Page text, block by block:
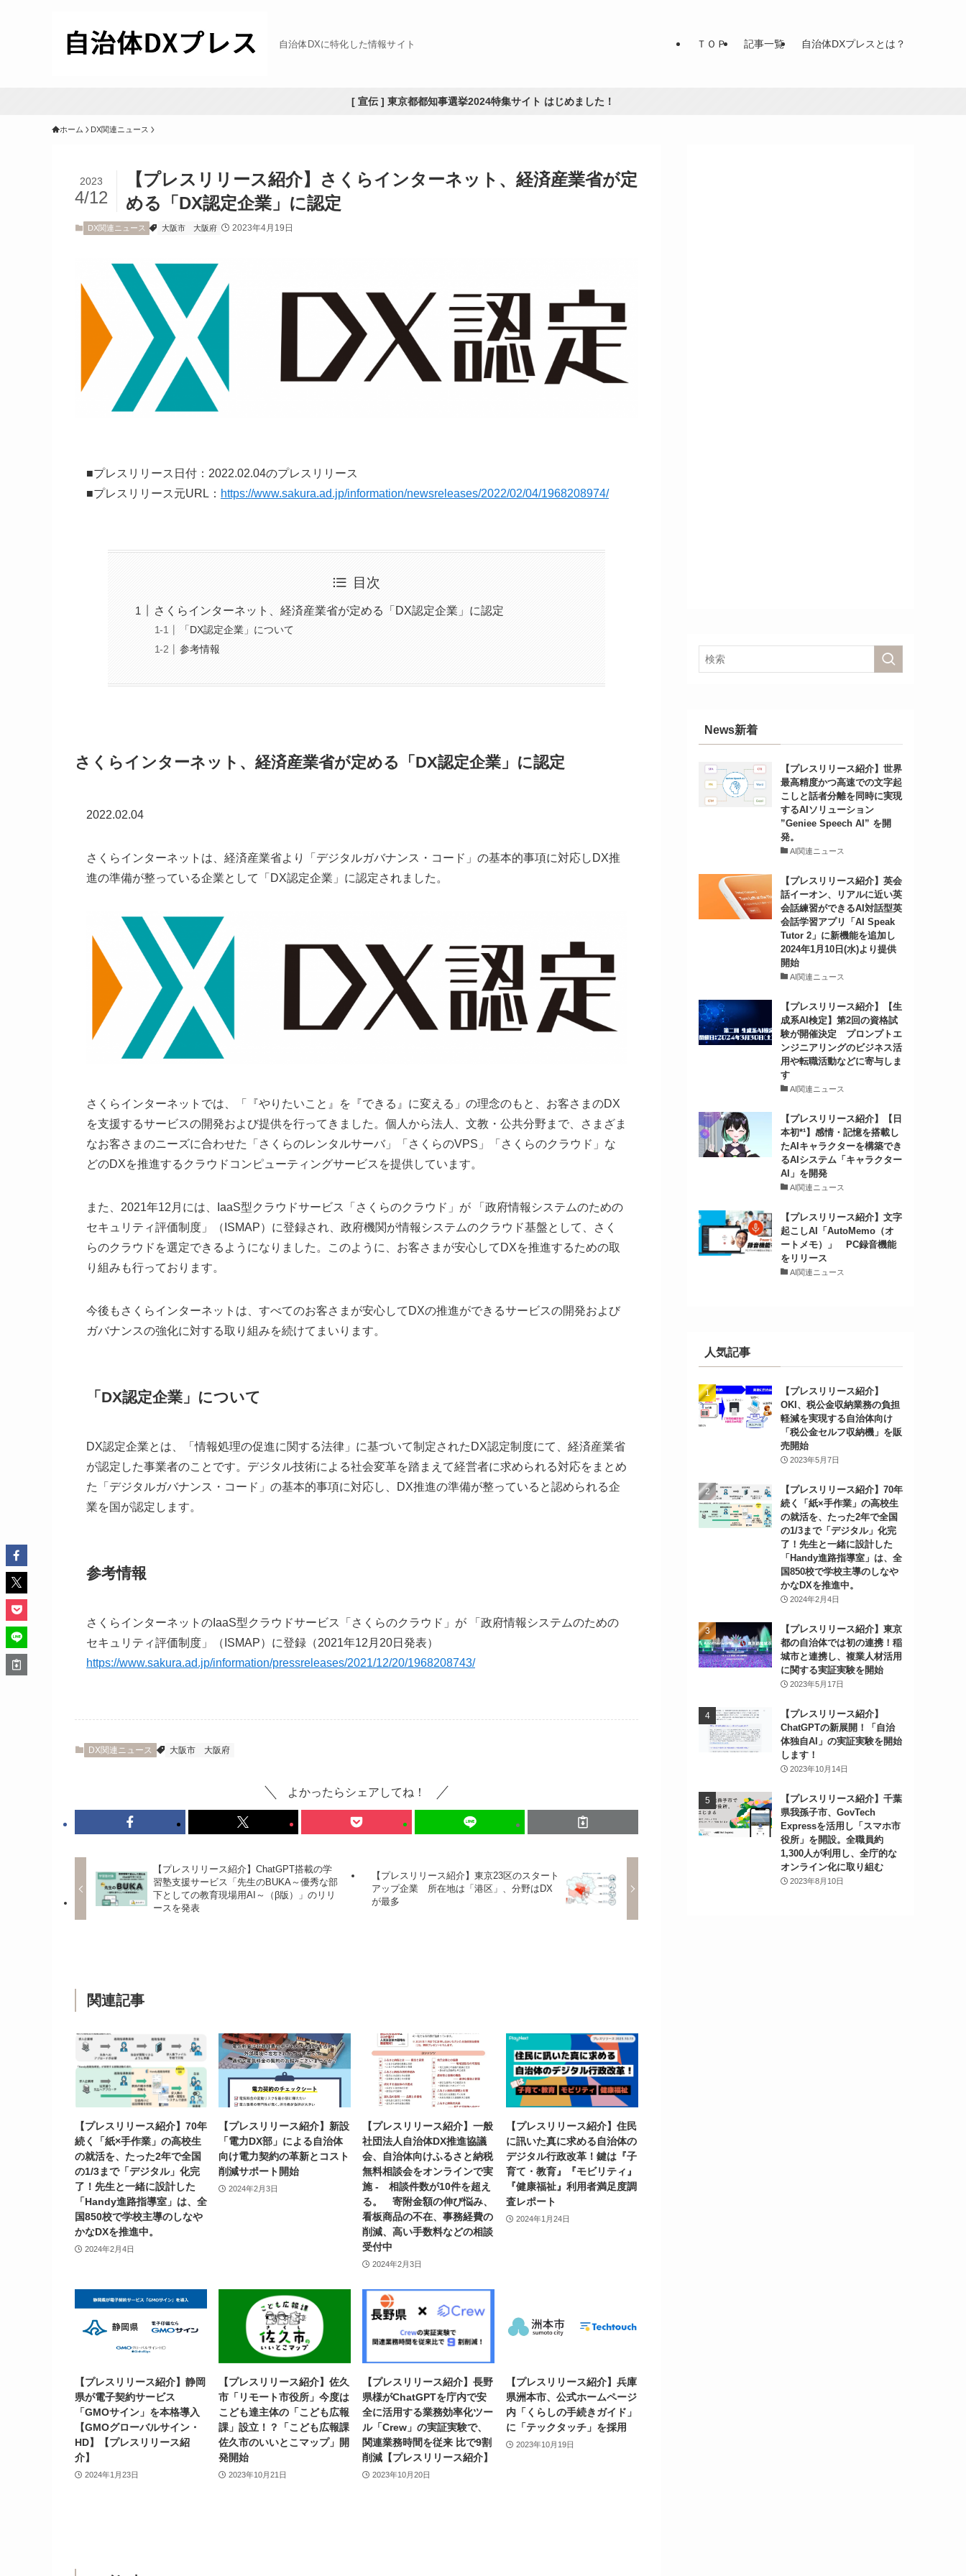
自治体DXに特化した情報サイト ＴＯＰ 記事一覧 自治体DXプレスとは？
[ 宣伝 ] 東京都都知事選挙2024特集サイト はじめました！
ホーム DX関連ニュース
【プレスリリース紹介】さくらインターネット、経済産業省が定
める「DX認定企業」に認定
2023
4/12
DX関連ニュース 大阪市 大阪府 2023年4月19日
■プレスリリース日付：2022.02.04のプレスリリース
■プレスリリース元URL： https://www.sakura.ad.jp/information/newsreleases/2022/02/04/1968208974/
目次
さくらインターネット、経済産業省が定める「DX認定企業」に認定
「DX認定企業」について
参考情報
さくらインターネット、経済産業省が定める「DX認定企業」に認定
2022.02.04
さくらインターネットは、経済産業省より「デジタルガバナンス・コード」の基本的事項に対応しDX推
進の準備が整っている企業として「DX認定企業」に認定されました。
さくらインターネットでは、「『やりたいこと』を『できる』に変える」の理念のもと、お客さまのDX
を支援するサービスの開発および提供を行ってきました。個人から法人、文教・公共分野まで、さまざま
なお客さまのニーズに合わせた「さくらのレンタルサーバ」「さくらのVPS」「さくらのクラウド」な
どのDXを推進するクラウドコンピューティングサービスを提供しています。
また、2021年12月には、IaaS型クラウドサービス「さくらのクラウド」が 「政府情報システムのための
セキュリティ評価制度」（ISMAP）に登録され、政府機関が情報システムのクラウド基盤として、さく
らのクラウドを選定できるようになりました。このように、お客さまが安心してDXを推進するための取
り組みも行っております。
今後もさくらインターネットは、すべてのお客さまが安心してDXの推進ができるサービスの開発および
ガバナンスの強化に対する取り組みを続けてまいります。
「DX認定企業」について
DX認定企業とは、「情報処理の促進に関する法律」に基づいて制定されたDX認定制度にて、経済産業省
が認定した事業者のことです。デジタル技術による社会変革を踏まえて経営者に求められる対応をまとめ
た「デジタルガバナンス・コード」の基本的事項に対応し、DX推進の準備が整っていると認められる企
業を国が認定します。
参考情報
さくらインターネットのIaaS型クラウドサービス「さくらのクラウド」が 「政府情報システムのための
セキュリティ評価制度」（ISMAP）に登録（2021年12月20日発表）
https://www.sakura.ad.jp/information/pressreleases/2021/12/20/1968208743/
DX関連ニュース 大阪市 大阪府
よかったらシェアしてね！
【プレスリリース紹介】ChatGPT搭載の学
習塾支援サービス「先生のBUKA～優秀な部
下としての教育現場用AI～（β版）」のリリ
ースを発表
【プレスリリース紹介】東京23区のスタート
アップ企業 所在地は「港区」、分野はDX
が最多
関連記事
【プレスリリース紹介】70年
続く「紙×手作業」の高校生
の就活を、たった2年で全国
の1/3まで「デジタル」化完
了！先生と一緒に設計した
「Handy進路指導室」は、全
国850校で学校主導のしなや
かなDXを推進中。
2024年2月4日
【プレスリリース紹介】新設
「電力DX部」による自治体
向け電力契約の革新とコスト
削減サポート開始
2024年2月3日
【プレスリリース紹介】一般
社団法人自治体DX推進協議
会、自治体向けふるさと納税
無料相談会をオンラインで実
施 - 相談件数が10件を超え
る。 寄附金額の伸び悩み、
看板商品の不在、事務経費の
削減、高い手数料などの相談
受付中
2024年2月3日
【プレスリリース紹介】住民
に訊いた真に求める自治体の
デジタル行政改革！鍵は『子
育て・教育』『モビリティ』
『健康福祉』利用者満足度調
査レポート
2024年1月24日
【プレスリリース紹介】静岡
県が電子契約サービス
「GMOサイン」を本格導入
【GMOグローバルサイン・
HD】【プレスリリース紹
介】
2024年1月23日
【プレスリリース紹介】佐久
市「リモート市役所」今度は
こども達主体の「こども広報
課」設立！？「こども広報課
佐久市のいいとこマップ」開
発開始
2023年10月21日
【プレスリリース紹介】長野
県様がChatGPTを庁内で安
全に活用する業務効率化ツー
ル「Crew」の実証実験で、
関連業務時間を従来 比で9割
削減【プレスリリース紹介】
2023年10月20日
【プレスリリース紹介】兵庫
県洲本市、公式ホームページ
内「くらしの手続きガイド」
に「テックタッチ」を採用
2023年10月19日
News新着
【プレスリリース紹介】世界
最高精度かつ高速での文字起
こしと話者分離を同時に実現
するAIソリューション
”Geniee Speech AI” を開
発。
AI関連ニュース
【プレスリリース紹介】英会
話イーオン、リアルに近い英
会話練習ができるAI対話型英
会話学習アプリ「AI Speak
Tutor 2」に新機能を追加し
2024年1月10日(水)より提供
開始
AI関連ニュース
【プレスリリース紹介】【生
成系AI検定】第2回の資格試
験が開催決定 プロンプトエ
ンジニアリングのビジネス活
用や転職活動などに寄与しま
す
AI関連ニュース
【プレスリリース紹介】【日
本初*¹】感情・記憶を搭載し
たAIキャラクターを構築でき
るAIシステム「キャラクター
AI」を開発
AI関連ニュース
【プレスリリース紹介】文字
起こしAI「AutoMemo（オ
ートメモ）」 PC録音機能
をリリース
AI関連ニュース
人気記事
【プレスリリース紹介】
OKI、税公金収納業務の負担
軽減を実現する自治体向け
「税公金セルフ収納機」を販
売開始
2023年5月7日
【プレスリリース紹介】70年
続く「紙×手作業」の高校生
の就活を、たった2年で全国
の1/3まで「デジタル」化完
了！先生と一緒に設計した
「Handy進路指導室」は、全
国850校で学校主導のしなや
かなDXを推進中。
2024年2月4日
【プレスリリース紹介】東京
都の自治体では初の連携！稲
城市と連携し、複業人材活用
に関する実証実験を開始
2023年5月17日
【プレスリリース紹介】
ChatGPTの新展開！「自治
体独自AI」の実証実験を開始
します！
2023年10月14日
【プレスリリース紹介】千葉
県我孫子市、GovTech
Expressを活用し「スマホ市
役所」を開設。全職員約
1,300人が利用し、全庁的な
オンライン化に取り組む
2023年8月10日